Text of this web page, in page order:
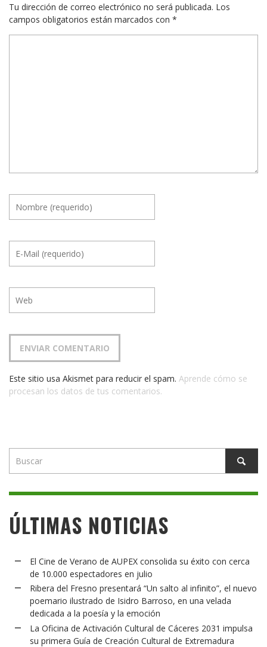
Tu dirección de correo electrónico no será publicada. Los
campos obligatorios están marcados con *
Este sitio usa Akismet para reducir el spam. Aprende cómo se
procesan los datos de tus comentarios.
ÚLTIMAS NOTICIAS
El Cine de Verano de AUPEX consolida su éxito con cerca
de 10.000 espectadores en julio
Ribera del Fresno presentará “Un salto al infinito”, el nuevo
poemario ilustrado de Isidro Barroso, en una velada
dedicada a la poesía y la emoción
La Oficina de Activación Cultural de Cáceres 2031 impulsa
su primera Guía de Creación Cultural de Extremadura